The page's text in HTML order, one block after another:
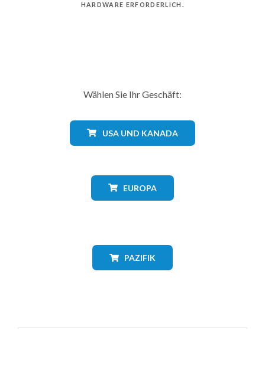
HARDWARE ERFORDERLICH.
Wählen Sie Ihr Geschäft:
USA UND KANADA
EUROPA
PAZIFIK